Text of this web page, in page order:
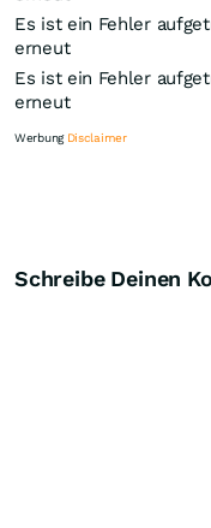
Es ist ein Fehler
erneut
Es ist ein Fehler
erneut
Werbung Disclaimer
Schreibe Deinen